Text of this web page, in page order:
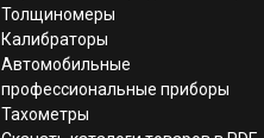
Толщиномеры
Калибраторы
Автомобильные
профессиональные приборы
Тахометры